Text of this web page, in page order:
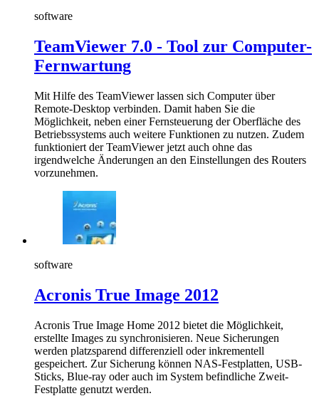
software
TeamViewer 7.0 - Tool zur Computer-
Fernwartung
Mit Hilfe des TeamViewer lassen sich Computer über
Remote-Desktop verbinden. Damit haben Sie die
Möglichkeit, neben einer Fernsteuerung der Oberfläche des
Betriebssystems auch weitere Funktionen zu nutzen. Zudem
funktioniert der TeamViewer jetzt auch ohne das
irgendwelche Änderungen an den Einstellungen des Routers
vorzunehmen.
software
Acronis True Image 2012
Acronis True Image Home 2012 bietet die Möglichkeit,
erstellte Images zu synchronisieren. Neue Sicherungen
werden platzsparend differenziell oder inkrementell
gespeichert. Zur Sicherung können NAS-Festplatten, USB-
Sticks, Blue-ray oder auch im System befindliche Zweit-
Festplatte genutzt werden.